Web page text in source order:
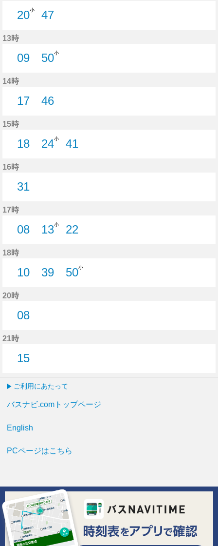
20小
47
13時
09
50小
14時
17
46
15時
18
24小
41
16時
31
17時
08
13小
22
18時
10
39
50小
20時
08
21時
15
ご利用にあたって
バスナビ.comトップページ
English
PCページはこちら